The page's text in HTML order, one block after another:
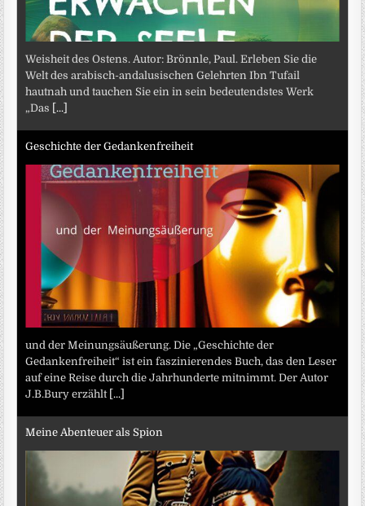
Weisheit des Ostens. Autor: Brönnle, Paul. Erleben Sie die
Welt des arabisch-andalusischen Gelehrten Ibn Tufail
hautnah und tauchen Sie ein in sein bedeutendstes Werk
„Das [...]
Geschichte der Gedankenfreiheit
und der Meinungsäußerung. Die „Geschichte der
Gedankenfreiheit“ ist ein faszinierendes Buch, das den Leser
auf eine Reise durch die Jahrhunderte mitnimmt. Der Autor
J.B.Bury erzählt [...]
Meine Abenteuer als Spion